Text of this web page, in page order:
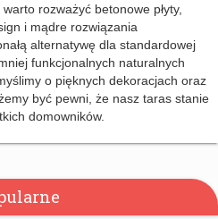
rozważyć betonowe płyty,
i mądre rozwiązania
alternatywę dla standardowej
funkcjonalnych naturalnych
o pięknych dekoracjach oraz
być pewni, że nasz taras stanie
domowników.